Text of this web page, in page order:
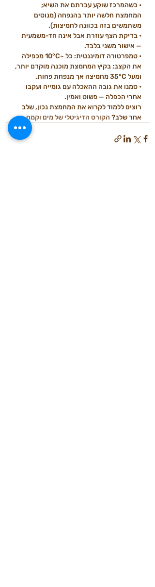
• כשהמרכז שוקע עברתם את השיא;
המחמצת חלשה יותר בהנפחה (מנוסים
משתמשים בזה בכוונה לחמיצות).
• בדיקת הצף עוזרת אבל אינה חד-משמעית
— אישור משני בלבד.
• טמפרטורה דומיננטית: כל ~10°C מכפילה
את הקצב; בקיץ המחמצת מוכנה מוקדם יותר,
ומעל 35°C מחמיצה אך מנפחת פחות.
• סמנו את גובה ההאכלה עם גומייה ועקבו
אחרי הכפלה — פשוט ואמין.
רוצים ללמוד לקרוא את המחמצת נכון, שלב
אחר שלב? הקורס הדיגיטלי של מים וקמח